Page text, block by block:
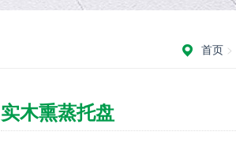
首页 >
实木熏蒸托盘